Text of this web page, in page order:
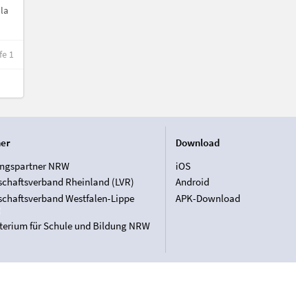
1
NRW
Rheinland (LVR)
Westfalen-Lippe
für Schule und Bildung NRW
Download
iOS
Android
APK-Download